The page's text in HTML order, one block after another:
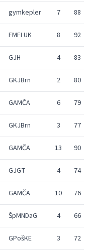
gymkepler 7 88
FMFI UK 8 92
GJH 4 83
GKJBrn 2 80
GAMČA 6 79
GKJBrn 3 77
GAMČA 13 90
GJGT 4 74
GAMČA 10 76
ŠpMNDaG 4 66
GPošKE 3 72